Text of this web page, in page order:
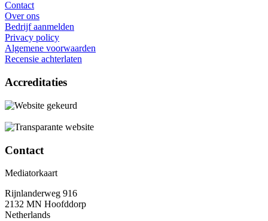
Contact
Over ons
Bedrijf aanmelden
Privacy policy
Algemene voorwaarden
Recensie achterlaten
Accreditaties
Contact
Mediatorkaart
Rijnlanderweg 916
2132 MN Hoofddorp
Netherlands